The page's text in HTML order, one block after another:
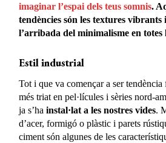
imaginar l’espai dels teus somnis.
tendències són les textures vibrants
l’arribada del minimalisme en totes
Estil industrial
Tot i que va començar a ser tendència
més triat en pel·lícules i sèries nord-
ja s’hainstal·lat a les nostres vides.
d’acer, formigó o plàstic i parets
ciment són algunes de les